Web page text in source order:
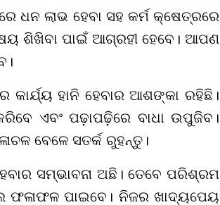
ଲାଭ ହେବା ସହ କର୍ମ କ୍ଷେତ୍ରରେ
ଶିଖିବା ପାଇଁ ଆଗ୍ରହୀ ହେବେ। ଆପଣ
ହାନି ହେବାର ଆଶଙ୍କା ରହିଛି।
ଏବଂ ପଢ଼ାପଢ଼ିରେ ବାଧା ଉପୁଜିବ।
ବେଳେ ସତର୍କ ରୁହନ୍ତୁ।
ସମ୍ଭାବନା ଅଛି। ତେବେ ପରିଶ୍ରମ
ଫଳାଫଳ ପାଇବେ। ନିଜର ଖାଦ୍ୟପେୟ